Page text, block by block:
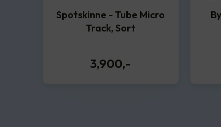
Spotskinne - Tube Micro
Track, Sort
3,900,-